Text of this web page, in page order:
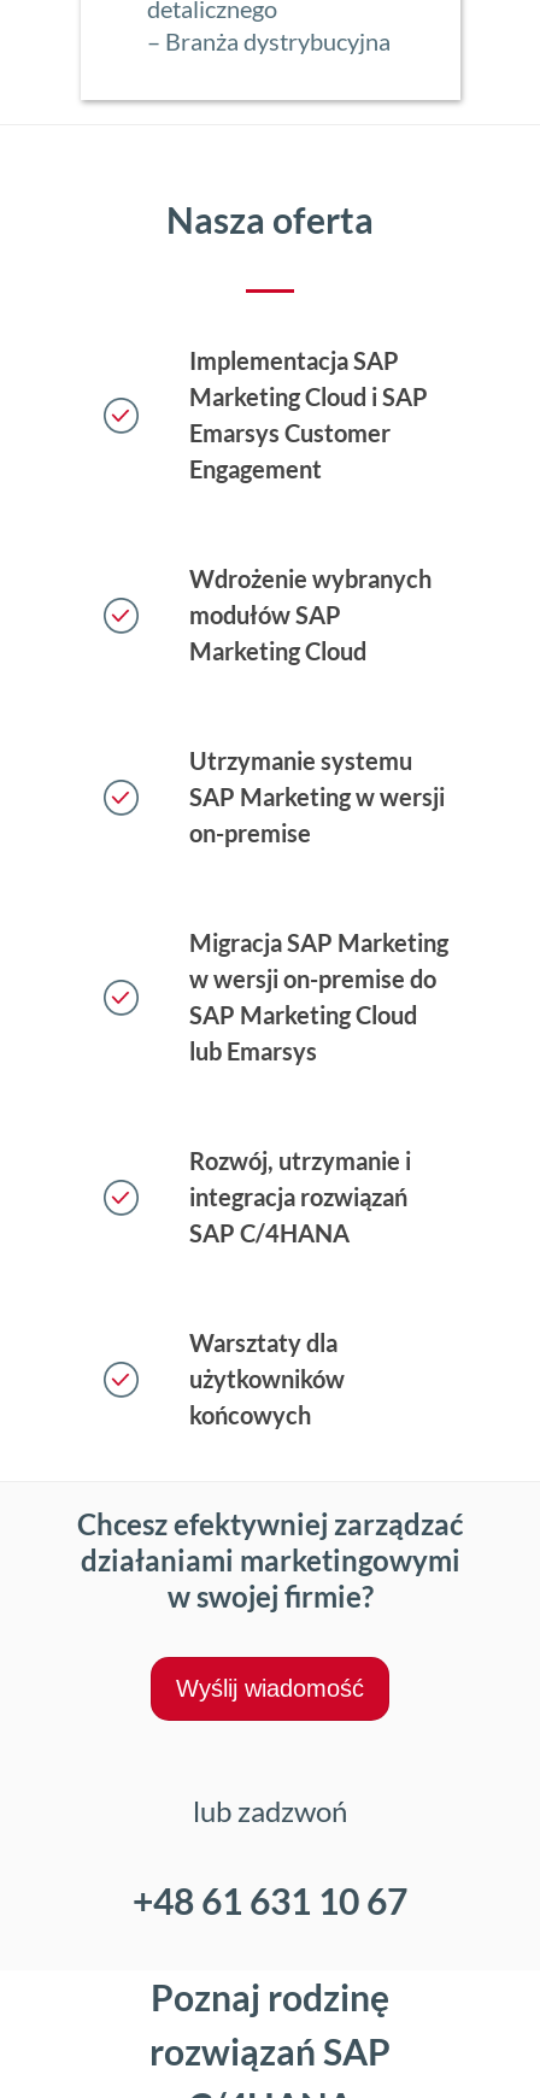
detalicznego
– Branża dystrybucyjna
Nasza oferta
Implementacja SAP
Marketing Cloud i SAP
Emarsys Customer
Engagement
Wdrożenie wybranych
modułów SAP
Marketing Cloud
Utrzymanie systemu
SAP Marketing w wersji
on-premise
Migracja SAP Marketing
w wersji on-premise do
SAP Marketing Cloud
lub Emarsys
Rozwój, utrzymanie i
integracja rozwiązań
SAP C/4HANA
Warsztaty dla
użytkowników
końcowych
Chcesz efektywniej zarządzać
działaniami marketingowymi
w swojej firmie?
Wyślij wiadomość
lub zadzwoń
+48 61 631 10 67
Poznaj rodzinę
rozwiązań SAP